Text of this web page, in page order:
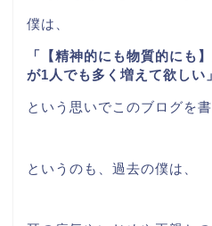
僕は、
「【精神的にも物質的にも
が1人でも多く増えて欲しい」
という思いでこのブログを書
というのも、過去の僕は、